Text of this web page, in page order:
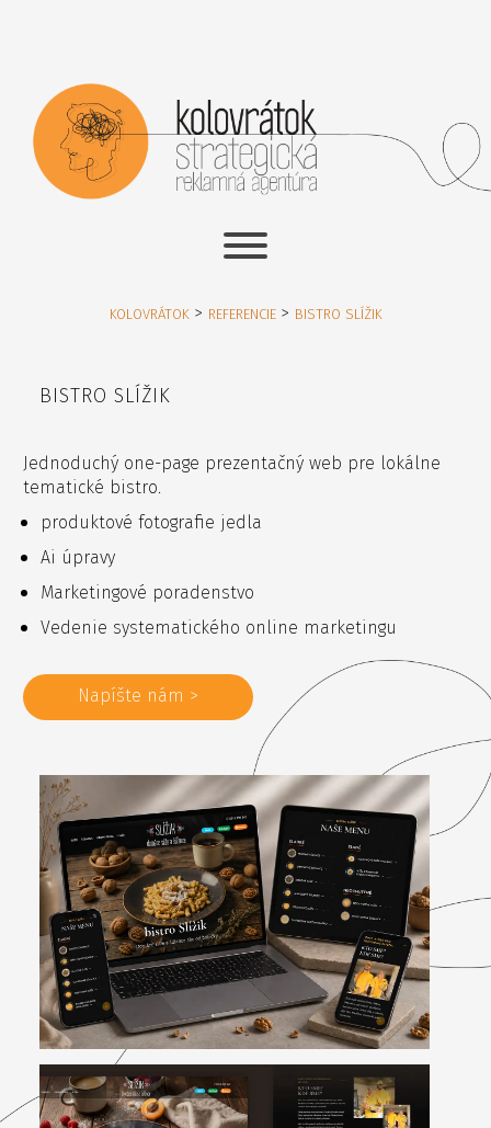
KOLOVRÁTOK > REFERENCIE > BISTRO SLÍŽIK
BISTRO SLÍŽIK
Jednoduchý one-page prezentačný web pre lokálne
tematické bistro.
produktové fotografie jedla
Ai úpravy
Marketingové poradenstvo
Vedenie systematického online marketingu
Napíšte nám >